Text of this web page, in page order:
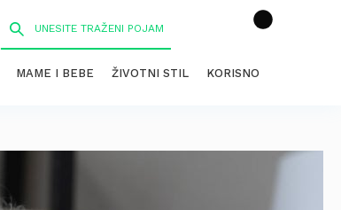
MAME I BEBE ŽIVOTNI STIL KORISNO